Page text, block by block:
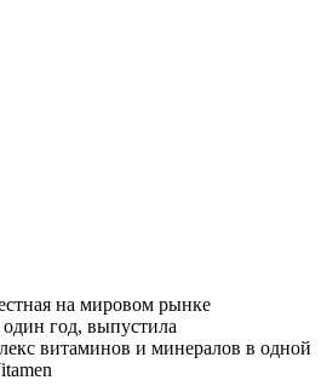
на мировом рынке
один год, выпустила
витаминов и минералов в одной